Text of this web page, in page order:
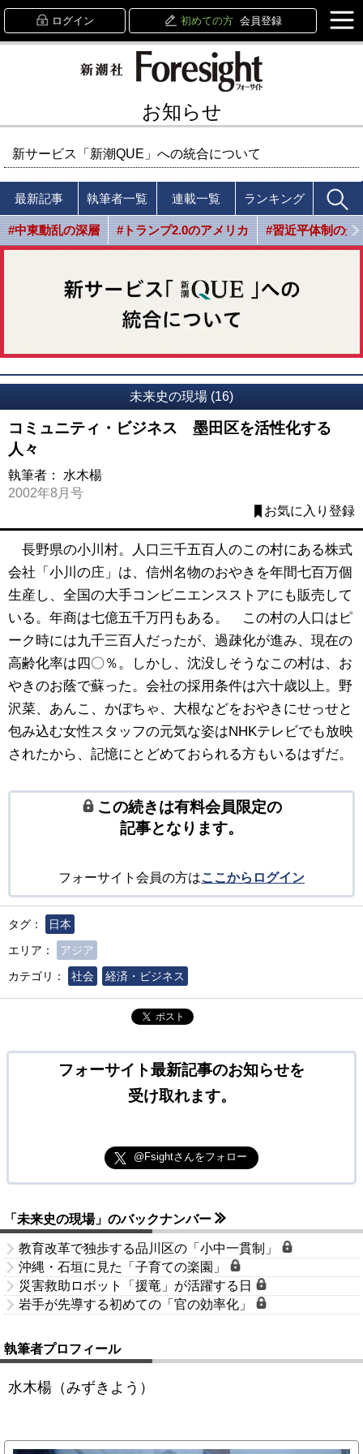
ログイン 初めての方 会員登録
お知らせ
新サービス「新潮QUE」への統合について
最新記事 執筆者一覧 連載一覧 ランキング
#中東動乱の深層 #トランプ2.0のアメリカ #習近平体制の光
未来史の現場 (16)
コミュニティ・ビジネス 墨田区を活性化する
人々
執筆者： 水木楊
2002年8月号
お気に入り登録
長野県の小川村。人口三千五百人のこの村にある株式
会社「小川の庄」は、信州名物のおやきを年間七百万個
生産し、全国の大手コンビニエンスストアにも販売して
いる。年商は七億五千万円もある。 この村の人口はピ
ーク時には九千三百人だったが、過疎化が進み、現在の
高齢化率は四〇％。しかし、沈没しそうなこの村は、お
やきのお蔭で蘇った。会社の採用条件は六十歳以上。野
沢菜、あんこ、かぼちゃ、大根などをおやきにせっせと
包み込む女性スタッフの元気な姿はNHKテレビでも放映
されたから、記憶にとどめておられる方もいるはずだ。
この続きは有料会員限定の
記事となります。
フォーサイト会員の方はここからログイン
タグ：
日本
エリア：
アジア
カテゴリ：
社会 経済・ビジネス
ポスト
フォーサイト最新記事のお知らせを
受け取れます。
@Fsightさんをフォロー
「未来史の現場」のバックナンバー
教育改革で独歩する品川区の「小中一貫制」
沖縄・石垣に見た「子育ての楽園」
災害救助ロボット「援竜」が活躍する日
岩手が先導する初めての「官の効率化」
執筆者プロフィール
水木楊（みずきよう）